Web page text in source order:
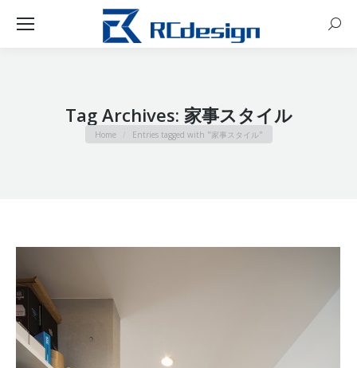
Tag Archives: 家事スタイル
You are here:
Home Entries tagged with "家事スタイル"